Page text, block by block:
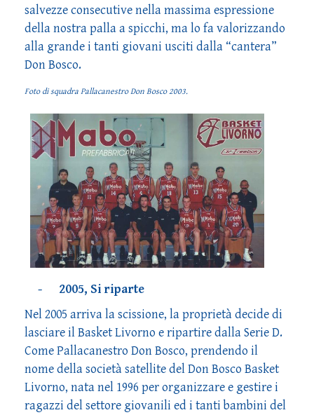
salvezze consecutive nella massima espressione
della nostra palla a spicchi, ma lo fa valorizzando
alla grande i tanti giovani usciti dalla “cantera”
Don Bosco.
Foto di squadra Pallacanestro Don Bosco 2003.
- 2005, Si riparte
Nel 2005 arriva la scissione, la proprietà decide di
lasciare il Basket Livorno e ripartire dalla Serie D.
Come Pallacanestro Don Bosco, prendendo il
nome della società satellite del Don Bosco Basket
Livorno, nata nel 1996 per organizzare e gestire i
ragazzi del settore giovanili ed i tanti bambini del